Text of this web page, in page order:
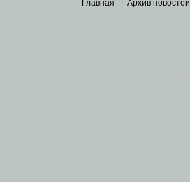
Главная Архив новостей